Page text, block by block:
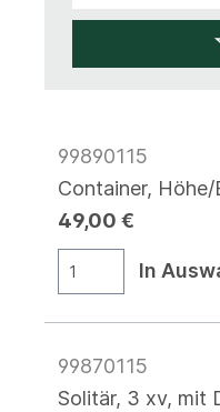
99890115
Container,
49,00 €
In
99870115
Solitär, 3 xv, mit